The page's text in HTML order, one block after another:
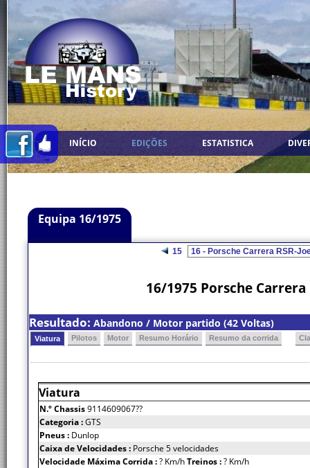
INÍCIO EDIÇÕES ESTATISTICA
Equipa 16/1975
15
16/1975 Porsche
Resultado: Abandono / Motor partido (42 Voltas)
Viatura Pilotos Motor Resumo Horário Resumo da corrida
Viatura
N.º Chassis9114609067??
Categoria :GTS
Pneus : Dunlop
Caixa de Velocidades : Porsche 5 velocidades
Velocidade Máxima Corrida :? Km/hTreinos :? Km/h